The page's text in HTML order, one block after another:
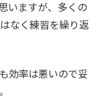
いますが、多くの
なく練習を繰り返
効率は悪いので妥